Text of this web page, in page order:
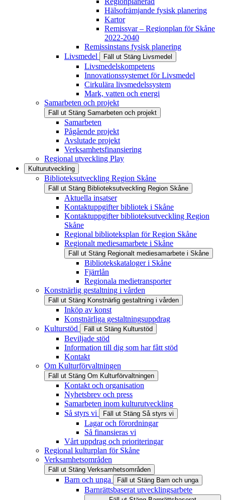
Hälsofrämjande fysisk planering
Kartor
Remissvar – Regionplan för Skåne
2022-2040
Remissinstans fysisk planering
Livsmedel
Fäll ut Stäng Livsmedel
Livsmedelskompetens
Innovationssystemet för Livsmedel
Cirkulära livsmedelssystem
Mark, vatten och energi
Samarbeten och projekt
Fäll ut Stäng Samarbeten och projekt
Samarbeten
Pågående projekt
Avslutade projekt
Verksamhetsfinansiering
Regional utveckling Play
Kulturutveckling
Biblioteksutveckling Region Skåne
Fäll ut Stäng Biblioteksutveckling Region Skåne
Aktuella insatser
Kontaktuppgifter bibliotek i Skåne
Kontaktuppgifter biblioteksutveckling Region
Skåne
Regional biblioteksplan för Region Skåne
Regionalt mediesamarbete i Skåne
Fäll ut Stäng Regionalt mediesamarbete i Skåne
Bibliotekskataloger i Skåne
Fjärrlån
Regionala medietransporter
Konstnärlig gestaltning i vården
Fäll ut Stäng Konstnärlig gestaltning i vården
Inköp av konst
Konstnärliga gestaltningsuppdrag
Kulturstöd
Fäll ut Stäng Kulturstöd
Beviljade stöd
Information till dig som har fått stöd
Kontakt
Om Kulturförvaltningen
Fäll ut Stäng Om Kulturförvaltningen
Kontakt och organisation
Nyhetsbrev och press
Samarbeten inom kulturutveckling
Så styrs vi
Fäll ut Stäng Så styrs vi
Lagar och förordningar
Så finansieras vi
Vårt uppdrag och prioriteringar
Regional kulturplan för Skåne
Verksamhetsområden
Fäll ut Stäng Verksamhetsområden
Barn och unga Fäll ut Stäng Barn och unga
Barnrättsbaserat utvecklingsarbete